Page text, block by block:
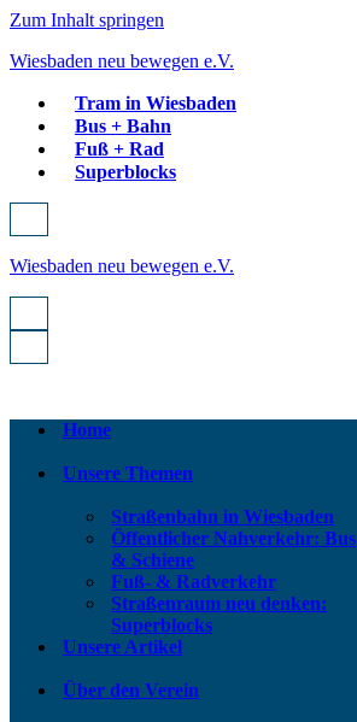
Zum Inhalt springen
Wiesbaden neu bewegen e.V.
Tram in Wiesbaden
Bus + Bahn
Fuß + Rad
Superblocks
Navigationsmenü
Wiesbaden neu bewegen e.V.
Navigationsmenü
Navigationsmenü
Home
Unsere Themen
Straßenbahn in Wiesbaden
Öffentlicher Nahverkehr: Bus
& Schiene
Fuß- & Radverkehr
Straßenraum neu denken:
Superblocks
Unsere Artikel
Über den Verein